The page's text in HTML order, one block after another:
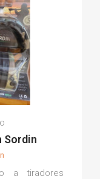
Sordin
a tiradores